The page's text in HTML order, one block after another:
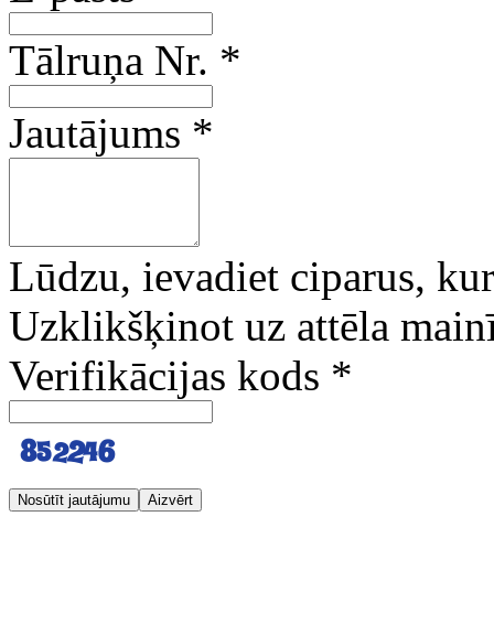
Tālruņa Nr. *
Jautājums *
Lūdzu, ievadiet ciparus,
Uzklikšķinot uz attēla
Verifikācijas kods *
Nosūtīt jautājumu Aizvērt